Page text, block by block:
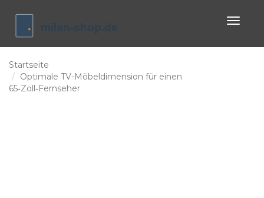
Startseite
Optimale TV-Möbeldimension für einen
65‑Zoll‑Fernseher